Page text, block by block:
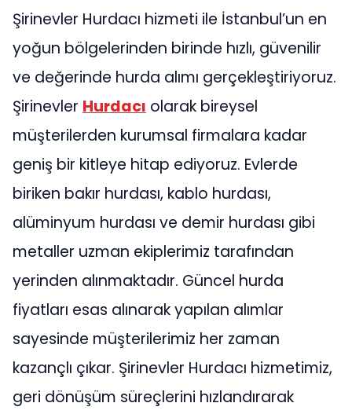
Şirinevler Hurdacı hizmeti ile İstanbul’un en
yoğun bölgelerinden birinde hızlı, güvenilir
ve değerinde hurda alımı gerçekleştiriyoruz.
Şirinevler Hurdacı olarak bireysel
müşterilerden kurumsal firmalara kadar
geniş bir kitleye hitap ediyoruz. Evlerde
biriken bakır hurdası, kablo hurdası,
alüminyum hurdası ve demir hurdası gibi
metaller uzman ekiplerimiz tarafından
yerinden alınmaktadır. Güncel hurda
fiyatları esas alınarak yapılan alımlar
sayesinde müşterilerimiz her zaman
kazançlı çıkar. Şirinevler Hurdacı hizmetimiz,
geri dönüşüm süreçlerini hızlandırarak